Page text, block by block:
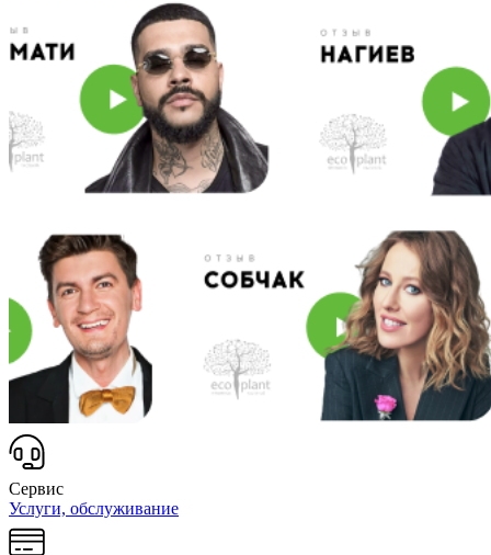
Сервис
Услуги, обслуживание